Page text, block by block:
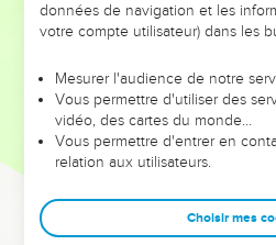
à Mardochée et le conduisit,
de la ville en criant devant lui : «
Mardochée retourna ensuite à
qu’Haman s’empressait de
de deuil et la tête couverte.
13
tous ses amis tout ce qui lui était
femme Zéresh lui dirent : « Si ce
données de navigation et les
votre compte utilisateur) dans les
Mesurer l'audience de notre
Vous permettre d'utiliser des
vidéo, des cartes du monde…
Vous permettre d'entrer en
relation aux utilisateurs.
Choisir mes